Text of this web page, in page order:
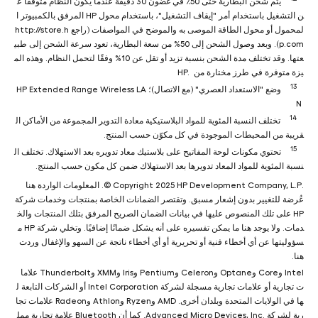
ن التشغيل باستخدام أمر "إيقاف التشغيل"، باستخدام محول HP المرفق بالكمبيوتر ا
لمحمول أو محول الطاقة الموصى به والموضح في المواصفات (راجع http://store.h
p.com). وبعد وصول الشحن إلى 50% من سعة البطارية، تعود سرعة الشحن إلى طبي
عتها. وقد تختلف مدة الشحن بنسبة تزيد أو تقل عن 10% وفقًا لتحمل النظام. وهذه الم
يزة متوفرة في طرز مختارة من HP.
13
وضع "الاستعداد العصري" (مع الاتصال)؛ HP Extended Range Wireless LA
N
14
تختلف النسبة المئوية للمواد البلاستيكية معادة التدوير المجموعة من الأماكن ال
قريبة من المحيطات الموجودة في كل مكوّن حسب المنتج.
15
تحتوي مكونات لوحة المفاتيح على بلاستيك معاد تدويره بعد الاستهلاك. تختلف ال
نسبة المئوية للمواد المعاد تدويرها بعد الاستهلاك ضمن كل مكون حسب المنتج.
.Copyright 2025 HP Development Company, L.P ©. المعلومات الواردة هنا
عُرضة للتغيير بدون إشعار مسبق. وتقتصر الضمانات الخاصة بمنتجات وخدمات شركة
HP على تلك المنصوص عليها في بيانات الضمان الصريح المرفق بتلك المنتجات والخ
دمات. ولا يوجد هنا ما يمكن تفسيره على أنه يشكل ضمانًا إضافيًا. وتخلي شركة HP م
سؤوليتها عن أي أخطاء فنية أو تحريرية أو أي أخطاء ناتجة عن السهو والإغفال وردت
هنا.
Intel وCore وOptane وCeleron وPentium وIris وXMM وThunderbolt علاما
ت تجارية أو علامات تجارية مسجلة لشركة Intel Corporation أو الشركات التابعة ل
ها في الولايات المتحدة وبلدان أخرى. AMD وRyzen وAthlon وRadeon علامات تجا
رية لشركة Advanced Micro Devices, Inc.‎. كما أن Bluetooth علامة تجارية ممل